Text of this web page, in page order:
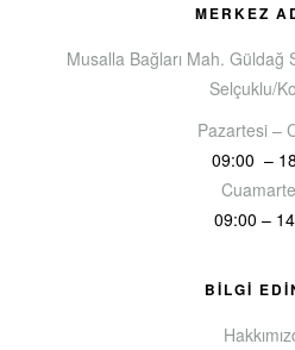
MERKEZ
Musalla Bağları Mah. Güldağ
Selçuklu/
Pazartesi –
09:00 –
09:00 –
BİLGİ